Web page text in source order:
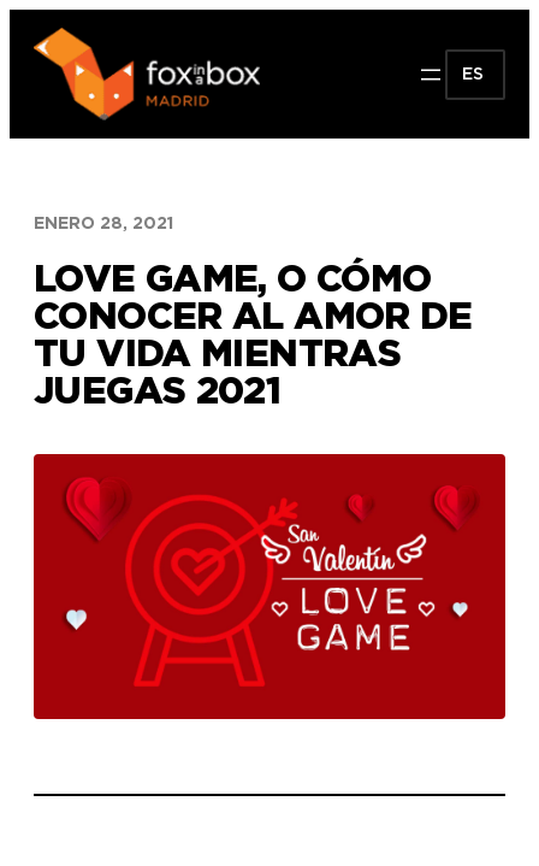
Saltar
contenido
ES
ENERO 28, 2021
LOVE GAME, O CÓMO
CONOCER AL AMOR DE
TU VIDA MIENTRAS
JUEGAS 2021